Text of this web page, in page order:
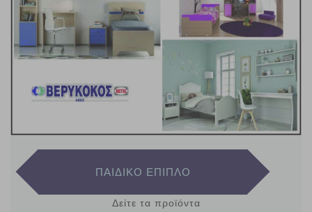
ΠΑΙΔΙΚΟ ΕΠΙΠΛΟ
Δείτε τα προϊόντα